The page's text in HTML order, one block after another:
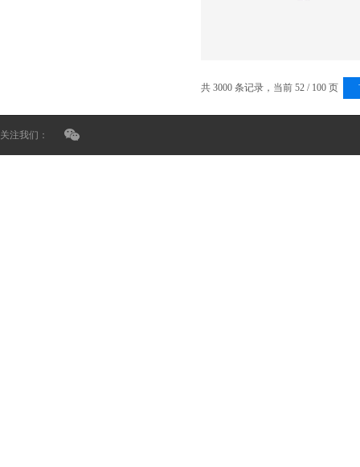
共 3000 条记录，当前 52 / 100 页
关注我们：